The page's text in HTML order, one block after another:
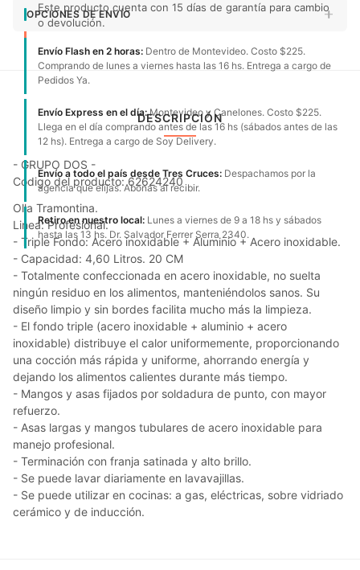
Este producto cuenta con 15 días de garantía para cambio
o devolución.
OPCIONES DE ENVÍO
Envío Flash en 2 horas: Dentro de Montevideo. Costo $225.
Comprando de lunes a viernes hasta las 16 hs. Entrega a cargo de
Pedidos Ya.
Envío Express en el día:Montevideo y Canelones. Costo $225.
Llega en el día comprando antes de las 16 hs (sábados antes de las
12 hs). Entrega a cargo de Soy Delivery.
Envío a todo el país desde Tres Cruces: Despachamos por la
agencia que elijas. Abonas al recibir.
Retiro en nuestro local: Lunes a viernes de 9 a 18 hs y sábados
hasta las 13 hs. Dr. Salvador Ferrer Serra 2340.
DESCRIPCIÓN
- GRUPO DOS -
Código del producto: 62624240
Olla Tramontina.
Linea: Profesional.
- Triple Fondo: Acero inoxidable + Aluminio + Acero inoxidable.
- Capacidad: 4,60 Litros. 20 CM
- Totalmente confeccionada en acero inoxidable, no suelta
ningún residuo en los alimentos, manteniéndolos sanos. Su
diseño limpio y sin bordes facilita mucho más la limpieza.
- El fondo triple (acero inoxidable + aluminio + acero
inoxidable) distribuye el calor uniformemente, proporcionando
una cocción más rápida y uniforme, ahorrando energía y
dejando los alimentos calientes durante más tiempo.
- Mangos y asas fijados por soldadura de punto, con mayor
refuerzo.
- Asas largas y mangos tubulares de acero inoxidable para
manejo profesional.
- Terminación con franja satinada y alto brillo.
- Se puede lavar diariamente en lavavajillas.
- Se puede utilizar en cocinas: a gas, eléctricas, sobre vidriado
cerámico y de inducción.